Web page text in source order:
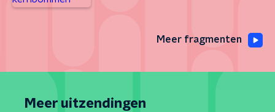
Meer fragmenten
Meer uitzendingen